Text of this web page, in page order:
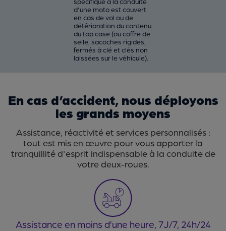
d'une moto est couvert
en cas de vol ou de
détérioration du contenu
du top case (ou coffre de
selle, sacoches rigides,
fermés à clé et clés non
laissées sur le véhicule).
En cas d’accident, nous déployons
les grands moyens
Assistance, réactivité et services personnalisés :
tout est mis en œuvre pour vous apporter la
tranquillité d'esprit indispensable à la conduite de
votre deux-roues.
Assistance en moins d’une heure, 7J/7, 24h/24